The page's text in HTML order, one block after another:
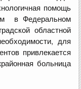
помощь
в Федеральном
областной
для
привлекается
больница